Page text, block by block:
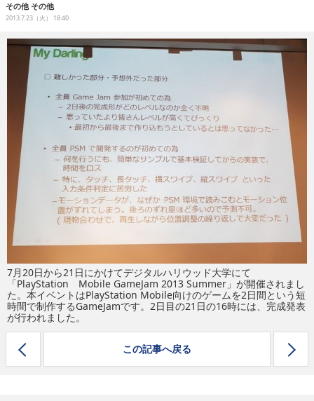
産業政策
連載
イベント/セミナー
eスポーツ
その他 その他
2013.7.23（火） 18:40
7月20日から21日にかけてデジタルハリウッド大学にて
「PlayStation Mobile GameJam 2013 Summer」が開催されまし
た。本イベントはPlayStation Mobile向けのゲームを2日間という短
時間で制作するGameJamです。2日目の21日の16時には、完成発表
が行われました。
この記事へ戻る